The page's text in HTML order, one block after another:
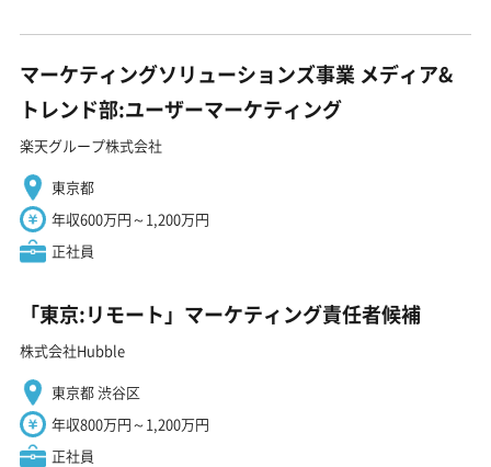
マーケティングソリューションズ事業 メディア&
トレンド部:ユーザーマーケティング
楽天グループ株式会社
東京都
年収600万円～1,200万円
正社員
「東京:リモート」マーケティング責任者候補
株式会社Hubble
東京都 渋谷区
年収800万円～1,200万円
正社員